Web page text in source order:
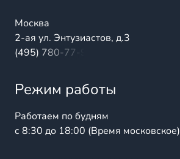
Москва
2-ая ул. Энтузиастов, д.3
(495) 780-77-98
Режим работы
Работаем по будням
с 8:30 до 18:00 (Время московское)